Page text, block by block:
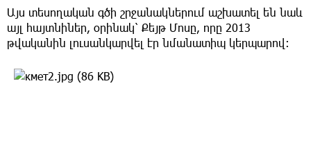
Այս տեսողական գծի շրջանակներում աշխատել են նաև
այլ հայտնիներ, օրինակ՝ Քեյթ Մոսը, որը 2013
թվականին լուսանկարվել էր նմանատիպ կերպարով։